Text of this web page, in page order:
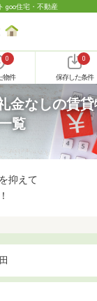
goo住宅・不動産
0
物件
0
保存した条件
金なしの賃
覧
抑えて